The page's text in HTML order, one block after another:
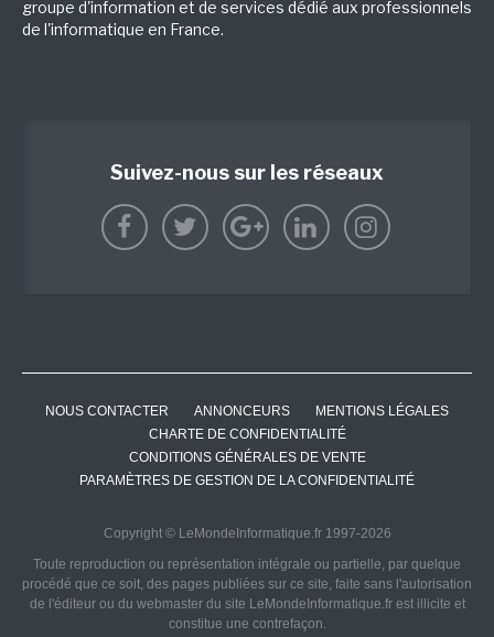
groupe d'information et de services dédié aux professionnels
de l'informatique en France.
Suivez-nous sur les réseaux
NOUS CONTACTER ANNONCEURS
MENTIONS LÉGALES
CHARTE DE CONFIDENTIALITÉ
CONDITIONS GÉNÉRALES DE VENTE
PARAMÈTRES DE GESTION DE LA CONFIDENTIALITÉ
Copyright © LeMondeInformatique.fr 1997-2026
Toute reproduction ou représentation intégrale ou partielle, par quelque
procédé que ce soit, des pages publiées sur ce site, faite sans l'autorisation
de l'éditeur ou du webmaster du site LeMondeInformatique.fr est illicite et
constitue une contrefaçon.